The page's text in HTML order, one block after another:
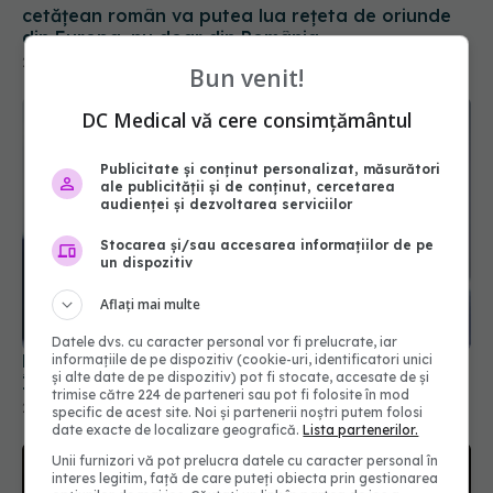
cetăţean român va putea lua reţeta de oriunde
din Europa, nu doar din România
20 iul 2024, 09:37
Bani pentru pacienții cu cancer. Cine îi primește.
Înscrie-te aici!
24 iul 2025, 10:07
Bun venit!
DC Medical vă cere consimțământul
Publicitate și conținut personalizat, măsurători
ale publicității și de conținut, cercetarea
audienței și dezvoltarea serviciilor
Stocarea și/sau accesarea informațiilor de pe
un dispozitiv
Aflați mai multe
Datele dvs. cu caracter personal vor fi prelucrate, iar
informațiile de pe dispozitiv (cookie-uri, identificatori unici
și alte date de pe dispozitiv) pot fi stocate, accesate de și
trimise către 224 de parteneri sau pot fi folosite în mod
specific de acest site. Noi și partenerii noștri putem folosi
date exacte de localizare geografică.Lista partenerilor.
Unii furnizori vă pot prelucra datele cu caracter personal în
interes legitim, față de care puteți obiecta prin gestionarea